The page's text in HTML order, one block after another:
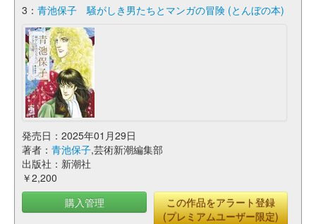
3： 青池保子 騒がしき男たちとマンガの冒険 (とんぼの本)
発売日：2025年01月29日
著者： 青池保子,芸術新潮編集部
出版社：新潮社
￥2,200
購入管理
この作品をアラート登録
(プレミアムユーザー限定)